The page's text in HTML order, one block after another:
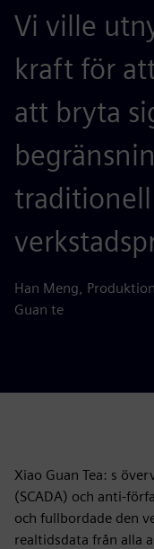
Vi ville
kraft för
att bryta
traditionell
Han Meng,
Guan te
Xiao Guan Tea: s
(SCADA) och anti-
och fullbordade den
realtidsdata från alla